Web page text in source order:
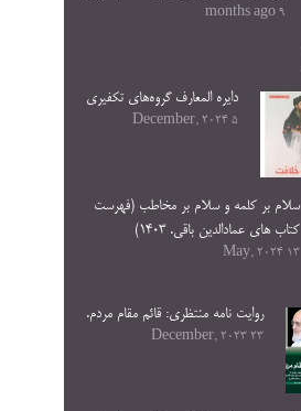
9 months ago
دایره المعارف گروه‌های تکفیری
5 December, 2024
سلام بر کلمه و سلام بر مخاطب (فهرست
کتاب های عمادالدین باقی. ۱۴۰۳)
13 May, 2024
روایت نامه منتظری: قائم مقام مردم.
23 December, 2023